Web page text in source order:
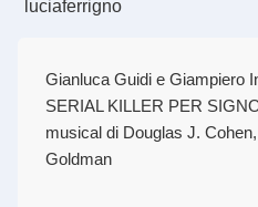
luciaferrigno
Gianluca Guidi e Giampiero
SERIAL KILLER PER
musical di Douglas J.
Goldman